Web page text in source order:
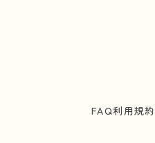
FAQ利用規約